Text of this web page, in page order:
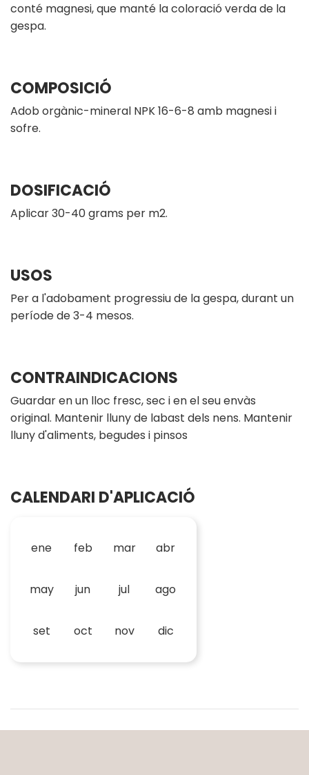
conté magnesi, que manté la coloració verda de la
gespa.
COMPOSICIÓ
Adob orgànic-mineral NPK 16-6-8 amb magnesi i
sofre.
DOSIFICACIÓ
Aplicar 30-40 grams per m2.
USOS
Per a l'adobament progressiu de la gespa, durant un
període de 3-4 mesos.
CONTRAINDICACIONS
Guardar en un lloc fresc, sec i en el seu envàs
original. Mantenir lluny de labast dels nens. Mantenir
lluny d'aliments, begudes i pinsos
CALENDARI D'APLICACIÓ
ene feb mar abr
may jun jul ago
set oct nov dic